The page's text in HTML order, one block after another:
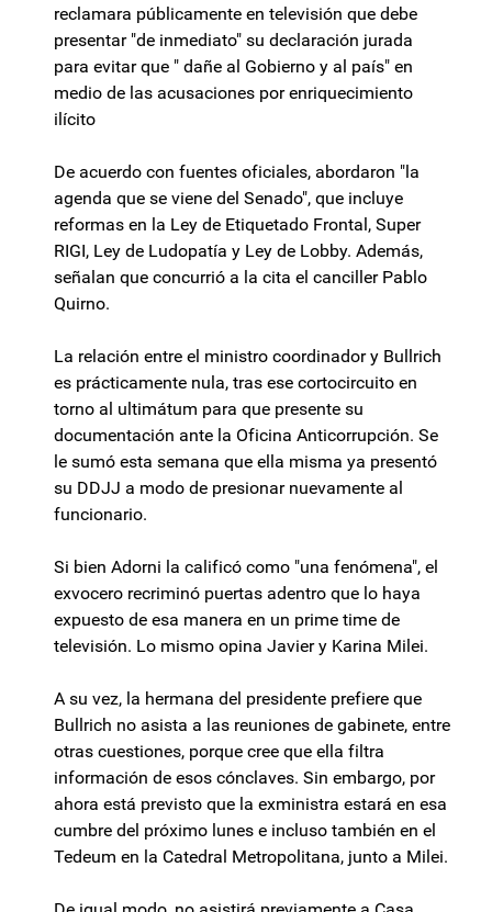
reclamara públicamente en televisión que debe
presentar "de inmediato" su declaración jurada
para evitar que " dañe al Gobierno y al país" en
medio de las acusaciones por enriquecimiento
ilícito
De acuerdo con fuentes oficiales, abordaron "la
agenda que se viene del Senado", que incluye
reformas en la Ley de Etiquetado Frontal, Super
RIGI, Ley de Ludopatía y Ley de Lobby. Además,
señalan que concurrió a la cita el canciller Pablo
Quirno.
La relación entre el ministro coordinador y Bullrich
es prácticamente nula, tras ese cortocircuito en
torno al ultimátum para que presente su
documentación ante la Oficina Anticorrupción. Se
le sumó esta semana que ella misma ya presentó
su DDJJ a modo de presionar nuevamente al
funcionario.
Si bien Adorni la calificó como "una fenómena", el
exvocero recriminó puertas adentro que lo haya
expuesto de esa manera en un prime time de
televisión. Lo mismo opina Javier y Karina Milei.
A su vez, la hermana del presidente prefiere que
Bullrich no asista a las reuniones de gabinete, entre
otras cuestiones, porque cree que ella filtra
información de esos cónclaves. Sin embargo, por
ahora está previsto que la exministra estará en esa
cumbre del próximo lunes e incluso también en el
Tedeum en la Catedral Metropolitana, junto a Milei.